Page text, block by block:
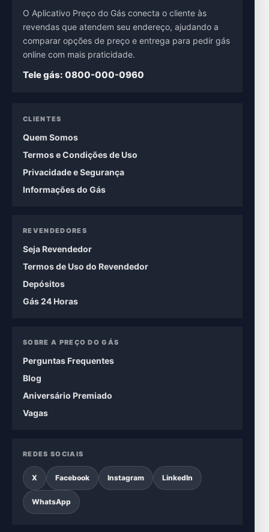
O Aplicativo Preço do Gás conecta o cliente às
revendas que atendem seu endereço, ajudando a
comparar opções de preço e entrega para pedir gás
online com mais praticidade.
Tele gás: 0800-000-0960
CLIENTES
Quem Somos
Termos e Condições de Uso
Privacidade e Segurança
Informações do Gás
REVENDEDORES
Seja Revendedor
Termos de Uso do Revendedor
Depósitos
Gás 24 Horas
SOBRE A PREÇO DO GÁS
Perguntas Frequentes
Blog
Aniversário Premiado
Vagas
REDES SOCIAIS
X Facebook Instagram LinkedIn
WhatsApp